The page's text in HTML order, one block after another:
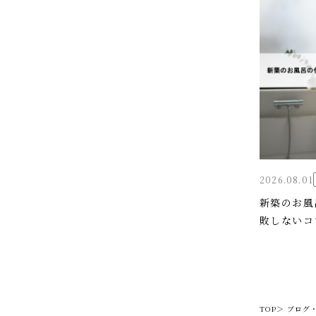
2026.08.01
新築のお
敗しない
TOP＞ ブログ